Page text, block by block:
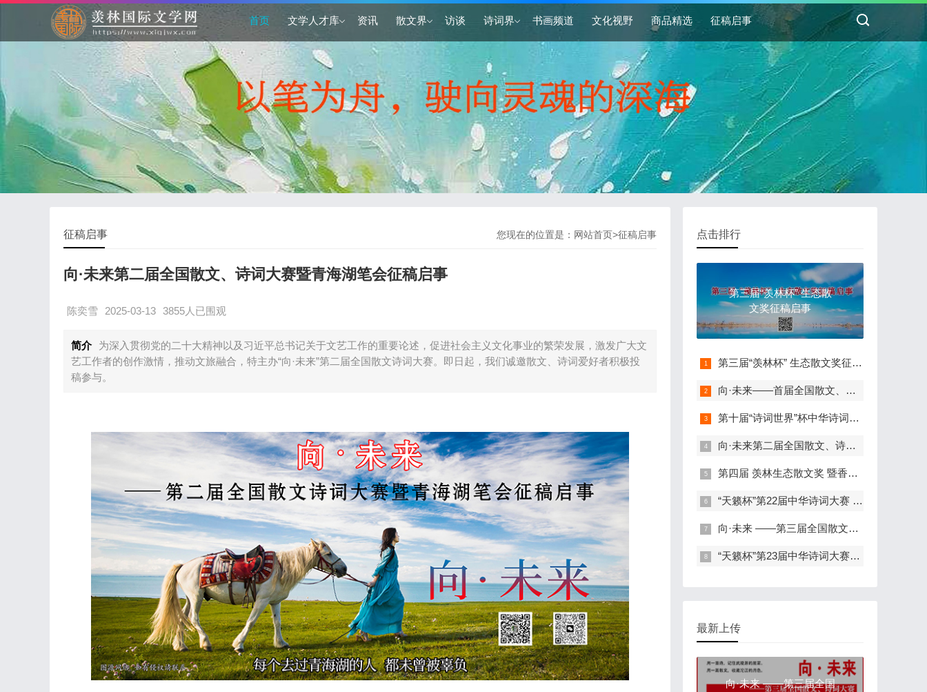
首页 文学人才库 资讯 散文界 访谈 诗词界 书画频道 文化视野 商品精选 征稿启事
您现在的位置是： 网站首页>征稿启事
征稿启事
向·未来第二届全国散文、诗词大赛暨青海湖笔会征稿启事
陈奕雪 2025-03-13 3855人已围观
简介
为深入贯彻党的二十大精神以及习近平总书记关于文艺工作的重要论述，促进社会主义文化事业的繁荣发展，激发广大文
艺工作者的创作激情，推动文旅融合，特主办“向·未来”第二届全国散文诗词大赛。即日起，我们诚邀散文、诗词爱好者积极投
稿参与。
点击排行
第三届“羡林杯” 生态散
文奖征稿启事
第三届“羡林杯” 生态散文奖征稿启事
向·未来——首届全国散文、诗词、书画大赛征稿启事
第十届“诗词世界”杯中华诗词大赛徽州颁奖盛典 征稿启事
向·未来第二届全国散文、诗词大赛暨青海湖笔会征稿启事
第四届 羡林生态散文奖 暨香港·生态散文之夜征稿启事
“天籁杯”第22届中华诗词大赛 暨全国诗人深圳、香港、澳门游学之旅 征稿启事
向·未来 ——第三届全国散文、诗词大赛暨湘西（张家界·吉首·凤凰）笔会 征稿启事
“天籁杯”第23届中华诗词大赛暨全国诗人上海、苏州、嘉兴金秋笔会 征稿启事
最新上传
向·未来 ——第三届全国